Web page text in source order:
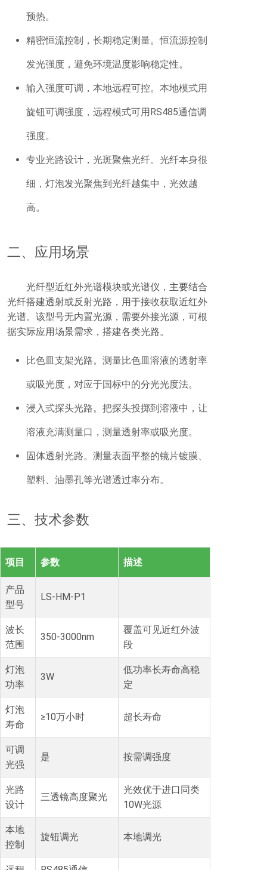
预热。
精密恒流控制，长期稳定测量。恒流源控制
发光强度，避免环境温度影响稳定性。
输入强度可调，本地远程可控。本地模式用
旋钮可调强度，远程模式可用RS485通信调
强度。
专业光路设计，光斑聚焦光纤。光纤本身很
细，灯泡发光聚焦到光纤越集中，光效越
高。
二、应用场景
光纤型近红外光谱模块或光谱仪，主要结合
光纤搭建透射或反射光路，用于接收获取近红外
光谱。该型号无内置光源，需要外接光源，可根
据实际应用场景需求，搭建各类光路。
比色皿支架光路。测量比色皿溶液的透射率
或吸光度，对应于国标中的分光光度法。
浸入式探头光路。把探头投掷到溶液中，让
溶液充满测量口，测量透射率或吸光度。
固体透射光路。测量表面平整的镜片镀膜、
塑料、油墨孔等光谱透过率分布。
三、技术参数
项目 参数 描述
产品
型号
LS-HM-P1
波长
范围
350-3000nm
覆盖可见近红外波
段
灯泡
功率
3W
低功率长寿命高稳
定
灯泡
寿命
≥10万小时 超长寿命
可调
光强
是 按需调强度
光路
设计
三透镜高度聚光
光效优于进口同类
10W光源
本地
控制
旋钮调光 本地调光